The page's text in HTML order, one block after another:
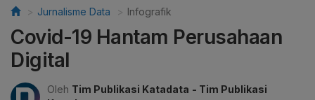
Jurnalisme Data Infografik
Covid-19 Hantam Perusahaan
Digital
Oleh Tim Publikasi Katadata - Tim Publikasi